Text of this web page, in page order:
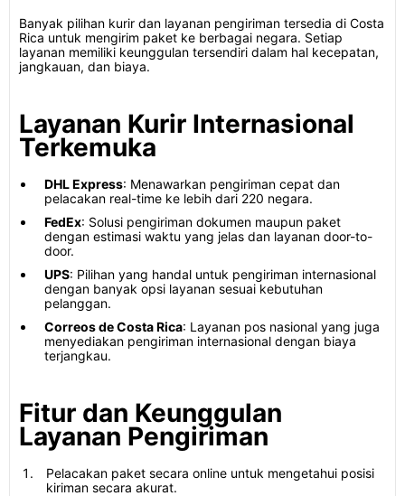
Banyak pilihan kurir dan layanan pengiriman tersedia di Costa
Rica untuk mengirim paket ke berbagai negara. Setiap
layanan memiliki keunggulan tersendiri dalam hal kecepatan,
jangkauan, dan biaya.
Layanan Kurir Internasional
Terkemuka
DHL Express: Menawarkan pengiriman cepat dan
pelacakan real-time ke lebih dari 220 negara.
FedEx: Solusi pengiriman dokumen maupun paket
dengan estimasi waktu yang jelas dan layanan door-to-
door.
UPS: Pilihan yang handal untuk pengiriman internasional
dengan banyak opsi layanan sesuai kebutuhan
pelanggan.
Correos de Costa Rica: Layanan pos nasional yang juga
menyediakan pengiriman internasional dengan biaya
terjangkau.
Fitur dan Keunggulan
Layanan Pengiriman
Pelacakan paket secara online untuk mengetahui posisi
kiriman secara akurat.